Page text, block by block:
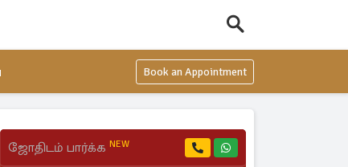
Book an Appointment
ஜோதிடம் பார்க்க NEW